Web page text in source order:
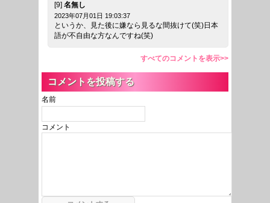
[9] 名無し
2023年07月01日 19:03:37
というか、見た後に嫌なら見るな間抜けて(笑)日本
語が不自由な方なんですね(笑)
すべてのコメントを表示>>
コメントを投稿する
名前
コメント